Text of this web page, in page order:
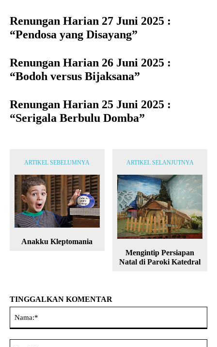
Renungan Harian 27 Juni 2025 :
“Pendosa yang Disayang”
Renungan Harian 26 Juni 2025 :
“Bodoh versus Bijaksana”
Renungan Harian 25 Juni 2025 :
“Serigala Berbulu Domba”
ARTIKEL SEBELUMNYA
Anakku Kleptomania
ARTIKEL SELANJUTNYA
Mengintip Persiapan
Natal di Paroki Katedral
TINGGALKAN KOMENTAR